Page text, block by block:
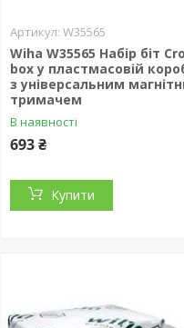
W35565
Wiha W35565 Набір біт
box у пластмасовій
з універсальним
тримачем
В наявності
693 ₴
Купити